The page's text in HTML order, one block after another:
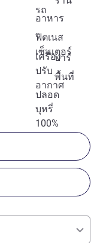
รถ
อาหาร
ฟิตเนส
เซ็นเตอร์
เครื่อง
ปรับ
อากาศ
บาร์
พื้นที่
ปลอด
บุหรี่
100%